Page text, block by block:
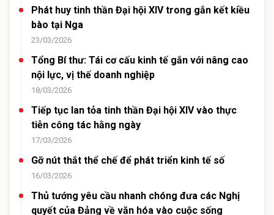
Phát huy tinh thần Đại hội XIV trong gắn kết kiều
bào tại Nga
23/03/2026
Tổng Bí thư: Tái cơ cấu kinh tế gắn với nâng cao
nội lực, vị thế doanh nghiệp
18/03/2026
Tiếp tục lan tỏa tinh thần Đại hội XIV vào thực
tiễn công tác hằng ngày
17/03/2026
Gỡ nút thắt thể chế để phát triển kinh tế số
16/03/2026
Thủ tướng yêu cầu nhanh chóng đưa các Nghị
quyết của Đảng về văn hóa vào cuộc sống